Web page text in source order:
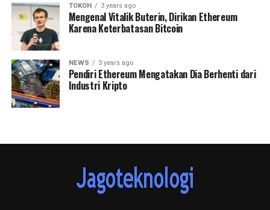
TOKOH 3 years ago
Mengenal Vitalik Buterin, Dirikan Ethereum
Karena Keterbatasan Bitcoin
NEWS 3 years ago
Pendiri Ethereum Mengatakan Dia Berhenti dari
Industri Kripto